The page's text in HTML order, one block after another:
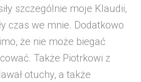
szczególnie moje Klaudii,
czas we mnie. Dodatkowo
że nie może biegać
Także Piotrkowi z
otuchy, a także